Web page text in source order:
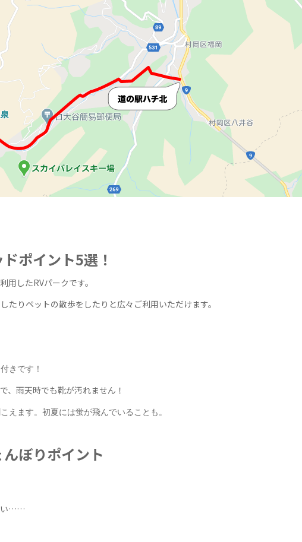
ポイント5選！
したRVパークです。
たりペットの散歩をしたりと広々ご利用いただけます。
きです！
雨天時でも靴が汚れません！
ます。初夏には蛍が飛んでいることも。
ぼりポイント
い……